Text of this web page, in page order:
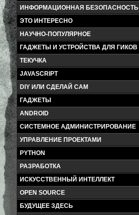
ИНФОРМАЦИОННАЯ БЕЗОПАСНОСТЬ
ЭТО ИНТЕРЕСНО
НАУЧНО-ПОПУЛЯРНОЕ
ГАДЖЕТЫ И УСТРОЙСТВА ДЛЯ ГИКОВ
ТЕКУЧКА
JAVASCRIPT
DIY ИЛИ СДЕЛАЙ САМ
ГАДЖЕТЫ
ANDROID
СИСТЕМНОЕ АДМИНИСТРИРОВАНИЕ
УПРАВЛЕНИЕ ПРОЕКТАМИ
PYTHON
РАЗРАБОТКА
ИСКУССТВЕННЫЙ ИНТЕЛЛЕКТ
OPEN SOURCE
БУДУЩЕЕ ЗДЕСЬ